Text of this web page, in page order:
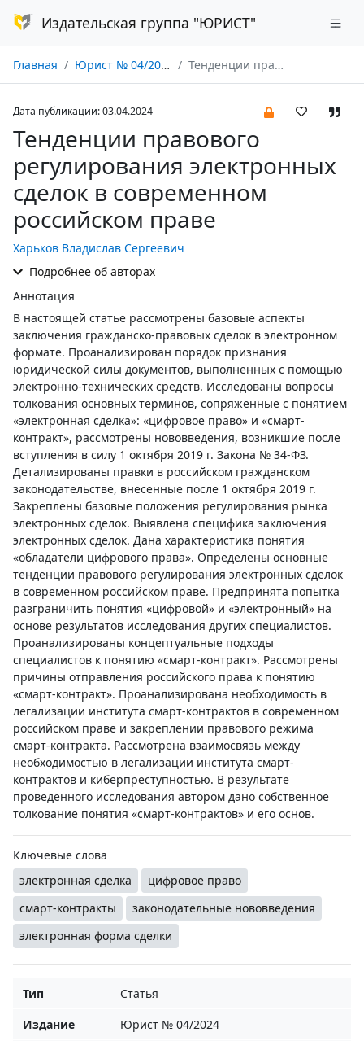
Издательская группа "ЮРИСТ"
Главная Юрист № 04/2024 Тенденции правового регулирования электронных сделок в современном российском праве
Дата публикации: 03.04.2024
Тенденции правового
регулирования электронных
сделок в современном
российском праве
Харьков Владислав Сергеевич
Подробнее об авторах
Аннотация
В настоящей статье рассмотрены базовые аспекты
заключения гражданско-правовых сделок в электронном
формате. Проанализирован порядок признания
юридической силы документов, выполненных с помощью
электронно-технических средств. Исследованы вопросы
толкования основных терминов, сопряженные с понятием
«электронная сделка»: «цифровое право» и «смарт-
контракт», рассмотрены нововведения, возникшие после
вступления в силу 1 октября 2019 г. Закона № 34-ФЗ.
Детализированы правки в российском гражданском
законодательстве, внесенные после 1 октября 2019 г.
Закреплены базовые положения регулирования рынка
электронных сделок. Выявлена специфика заключения
электронных сделок. Дана характеристика понятия
«обладатели цифрового права». Определены основные
тенденции правового регулирования электронных сделок
в современном российском праве. Предпринята попытка
разграничить понятия «цифровой» и «электронный» на
основе результатов исследования других специалистов.
Проанализированы концептуальные подходы
специалистов к понятию «смарт-контракт». Рассмотрены
причины отправления российского права к понятию
«смарт-контракт». Проанализирована необходимость в
легализации института смарт-контрактов в современном
российском праве и закреплении правового режима
смарт-контракта. Рассмотрена взаимосвязь между
необходимостью в легализации института смарт-
контрактов и киберпреступностью. В результате
проведенного исследования автором дано собственное
толкование понятия «смарт-контрактов» и его основ.
Ключевые слова
электронная сделка
цифровое право
смарт-контракты
законодательные нововведения
электронная форма сделки
Тип
Статья
Издание
Юрист № 04/2024